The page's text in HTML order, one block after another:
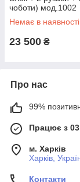
чоботи) мод.1002
Немає в наявності
23 500 ₴
Про нас
99%
Працює з
м. Харків
Харків,
Контакти